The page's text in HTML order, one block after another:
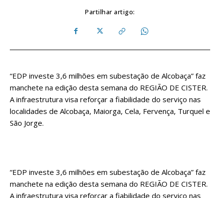
Partilhar artigo:
“EDP investe 3,6 milhões em subestação de Alcobaça” faz
manchete na edição desta semana do REGIÃO DE CISTER.
A infraestrutura visa reforçar a fiabilidade do serviço nas
localidades de Alcobaça, Maiorga, Cela, Fervença, Turquel e
São Jorge.
“EDP investe 3,6 milhões em subestação de Alcobaça” faz
manchete na edição desta semana do REGIÃO DE CISTER.
A infraestrutura visa reforçar a fiabilidade do serviço nas